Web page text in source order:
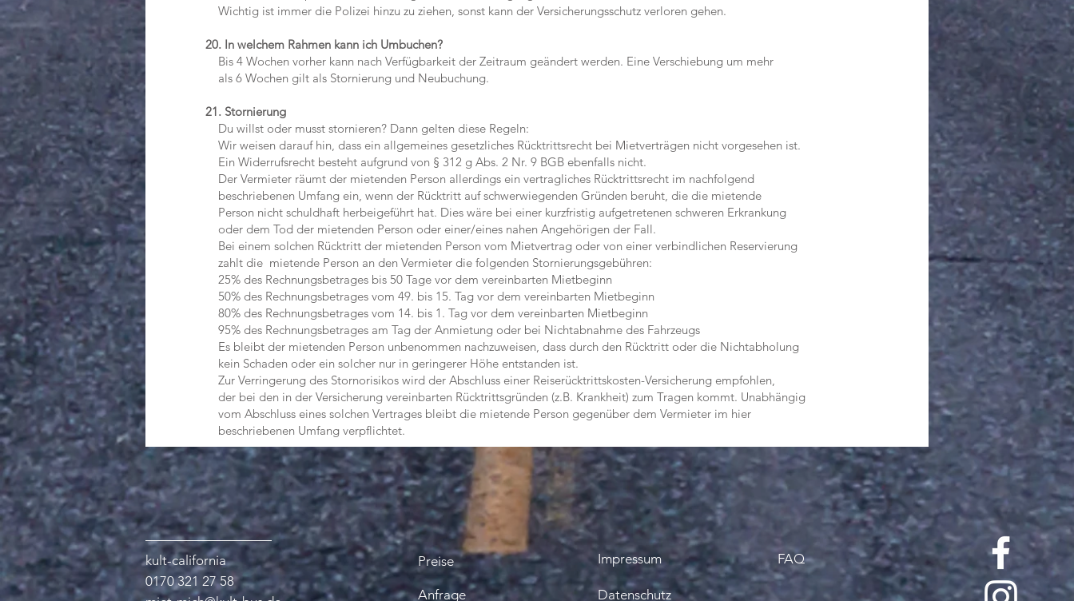
Wichtig ist immer die Polizei hinzu zu ziehen, sonst kann der Versicherungsschutz verloren gehen.
20. In welchem Rahmen kann ich Umbuchen?
Bis 4 Wochen vorher kann nach Verfügbarkeit der Zeitraum geändert werden. Eine Verschiebung um mehr
als 6 Wochen gilt als Stornierung und Neubuchung.
21. Stornierung
Du willst oder musst stornieren? Dann gelten diese Regeln:
Wir weisen darauf hin, dass ein allgemeines gesetzliches Rücktrittsrecht bei Mietverträgen nicht vorgesehen ist.
Ein Widerrufsrecht besteht aufgrund von § 312 g Abs. 2 Nr. 9 BGB ebenfalls nicht.
Der Vermieter räumt der mietenden Person allerdings ein vertragliches Rücktrittsrecht im nachfolgend
beschriebenen Umfang ein, wenn der Rücktritt auf schwerwiegenden Gründen beruht, die die mietende
Person nicht schuldhaft herbeigeführt hat. Dies wäre bei einer kurzfristig aufgetretenen schweren Erkrankung
oder dem Tod der mietenden Person oder einer/eines nahen Angehörigen der Fall.
Bei einem solchen Rücktritt der mietenden Person vom Mietvertrag oder von einer verbindlichen Reservierung
zahlt die mietende Person an den Vermieter die folgenden Stornierungsgebühren:
25% des Rechnungsbetrages bis 50 Tage vor dem vereinbarten Mietbeginn
50% des Rechnungsbetrages vom 49. bis 15. Tag vor dem vereinbarten Mietbeginn
80% des Rechnungsbetrages vom 14. bis 1. Tag vor dem vereinbarten Mietbeginn
95% des Rechnungsbetrages am Tag der Anmietung oder bei Nichtabnahme des Fahrzeugs
Es bleibt der mietenden Person unbenommen nachzuweisen, dass durch den Rücktritt oder die Nichtabholung
kein Schaden oder ein solcher nur in geringerer Höhe entstanden ist.
Zur Verringerung des Stornorisikos wird der Abschluss einer Reiserücktrittskosten-Versicherung empfohlen,
der bei den in der Versicherung vereinbarten Rücktrittsgründen (z.B. Krankheit) zum Tragen kommt. Unabhängig
vom Abschluss eines solchen Vertrages bleibt die mietende Person gegenüber dem Vermieter im hier
beschriebenen Umfang verpflichtet.
kult-california
0170 321 27 58
Preise
Anfrage
Impressum FAQ
Datenschutz